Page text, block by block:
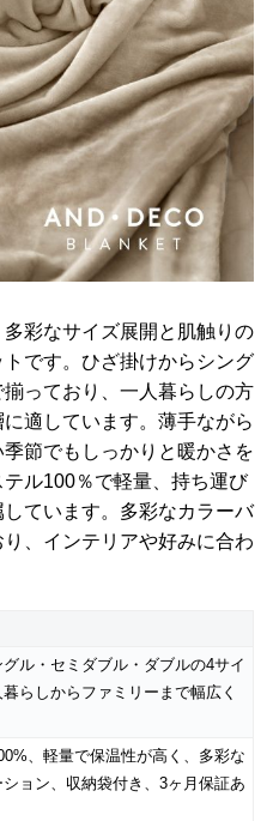
彩なサイズ展開と肌触りの
です。ひざ掛けからシング
っており、一人暮らしの方
適しています。薄手ながら
節でもしっかりと暖かさを
ル100％で軽量、持ち運び
ています。多彩なカラーバ
、インテリアや好みに合わ
ル・セミダブル・ダブルの4サイ
らしからファミリーまで幅広く
、軽量で保温性が高く、多彩な
ョン、収納袋付き、3ヶ月保証あ